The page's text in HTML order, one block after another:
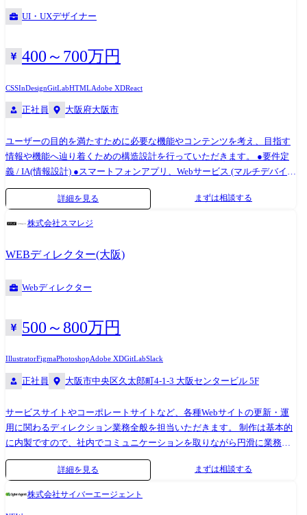
制作（ホームページ、ランディングページ）、ページ内コンテンツ制作
◆ホームページ導線改善等のWebコンサルティング 【主なお客様】
いうニーズを持つ業界全ての方
UI・UXデザイナー
400～700万円
CSSInDesignGitLabHTMLAdobe XDReact
正社員 大阪府大阪市
ユーザーの目的を満たすために必要な機能やコンテンツを考え、目指す
情報や機能へ辿り着くための構造設計を行っていただきます。 ●要件定
義 / IA(情報設計) ●スマートフォンアプリ、Webサービス (マルチデバイ
ス)のUI設計構築 主にご担当いただく業務は管理画面のUI/UX設計と構築
です。 デザインチームは、UI/UXデザイナー2名/WEBデザイナー4名で構
成されております。 今後のプロダクト機能リリースを鑑み、UI領域を強
Adobe Photoshop, Adobe Illustrator, Adobe XD, Mac Keynote 【バージョン
管理】 GitLab(マージリクエストベースでレビューを実施) 【コラボレー
ションツール】 Redmine, Slack, Google Workspace
詳細を見る まずは相談する
株式会社スマレジ
WEBディレクター(大阪)
Webディレクター
500～800万円
IllustratorFigmaPhotoshopAdobe XDGitLabSlack
正社員 大阪市中央区久太郎町4-1-3 大阪センタービル 5F
サービスサイトやコーポレートサイトなど、各種Webサイトの更新・運
用に関わるディレクション業務全般を担当いただきます。 制作は基本的
に内製ですので、社内でコミュニケーションを取りながら円滑に業務を
進めることができます。 【具体的な業務】 デザイナーと連携し、全チャ
ネル(コーポレート/サービス/採用/IR/オウンドメディア/アプリ内メッセ
詳細を見る まずは相談する
株式会社サイバーエージェント